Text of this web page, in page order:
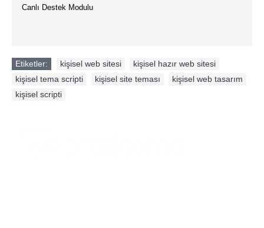
Canlı Destek Modulu
Etiketler: kişisel web sitesi kişisel hazır web sitesi
kişisel tema scripti
kişisel site teması kişisel web tasarım
kişisel scripti